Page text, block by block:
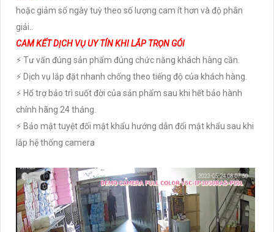
hoặc giảm số ngày tuỳ theo số lượng cam ít hơn và độ phân
giải..
CAM KẾT DỊCH VỤ UY TÍN KHI LẮP TRỌN GÓI
⚡ Tư vấn đúng sản phẩm đúng chức năng khách hàng cần.
⚡ Dịch vụ lắp đặt nhanh chống theo tiếng độ của khách hàng.
⚡ Hổ trợ bảo trì suốt đời của sản phẩm sau khi hết bảo hành
chính hãng 24 tháng.
⚡ Bảo mật tuyệt đối mật khẩu hướng dẫn đổi mật khẩu sau khi
lắp hệ thống camera